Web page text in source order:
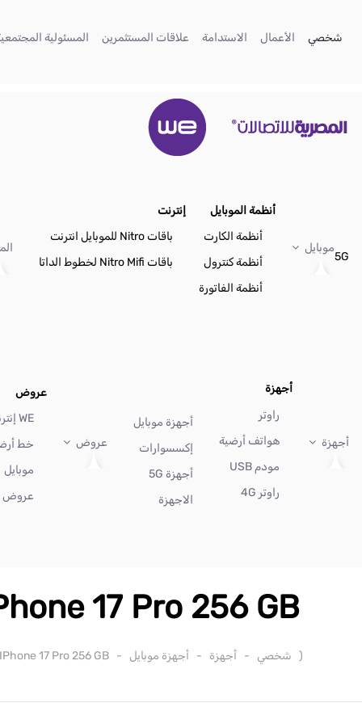
شخصي
الأعمال الاستدامة
(current) علاقات المستثمرين
(current) المسئولية
5G
موبايل
أنظمة الموبايل
أنظمة الكارت
أنظمة كنترول
أنظمة الفاتورة
إنترنت
باقات Nitro للموبايل انترنت
باقات Nitro Mifi لخطوط الداتا
أجهزة
أجهزة
راوتر
هواتف أرضية
مودم USB
راوتر 4G
أجهزة موبايل
إكسسوارات
أجهزة 5G
الاجهزة
عروض
عروض
WE إنترنت
خط
موبايل
عروض
17 Pro 256 GB
( شخصي - أجهزة - أجهزة موبايل -
IPhone 17 Pro 256 GB